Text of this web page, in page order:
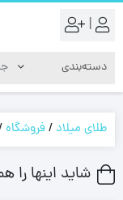
|
طلای میلاد /فروشگاه
شاید اینها